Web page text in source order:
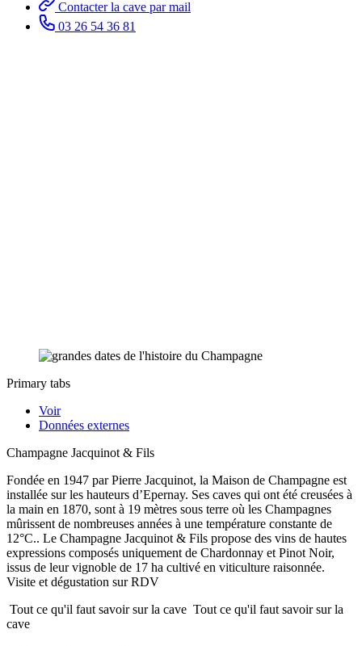
Contacter la cave par mail
03 26 54 36 81
Primary tabs
Voir
Données externes
Champagne Jacquinot & Fils
Fondée en 1947 par Pierre Jacquinot, la Maison de Champagne est
installée sur les hauteurs d’Epernay. Ses caves qui ont été creusées à
la main en 1870, sont à 19 mètres sous terre où les Champagnes
mûrissent de nombreuses années à une température constante de
12°C.. Le Champagne Jacquinot & Fils propose des vins de hautes
expressions composés uniquement de Chardonnay et Pinot Noir,
issus de leur vignoble de 17 ha cultivé en viticulture raisonnée.
Visite et dégustation sur RDV
Tout ce qu'il faut savoir sur la cave Tout ce qu'il faut savoir sur la
cave